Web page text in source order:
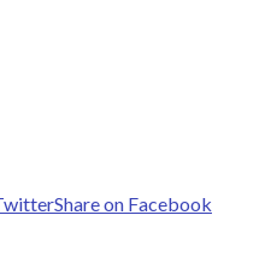
Share on Facebook